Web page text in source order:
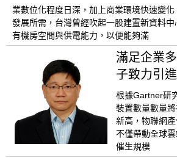
業數位化程度日深，加上商業環境快速變
發展所需，台灣曾經吹起一股建置新資料
有機房空間與供電能力，以便能夠滿
滿足企業
子致力引
根據Gartner研
裝置數量數量
新高，物聯網
不僅帶動全球
催生規模